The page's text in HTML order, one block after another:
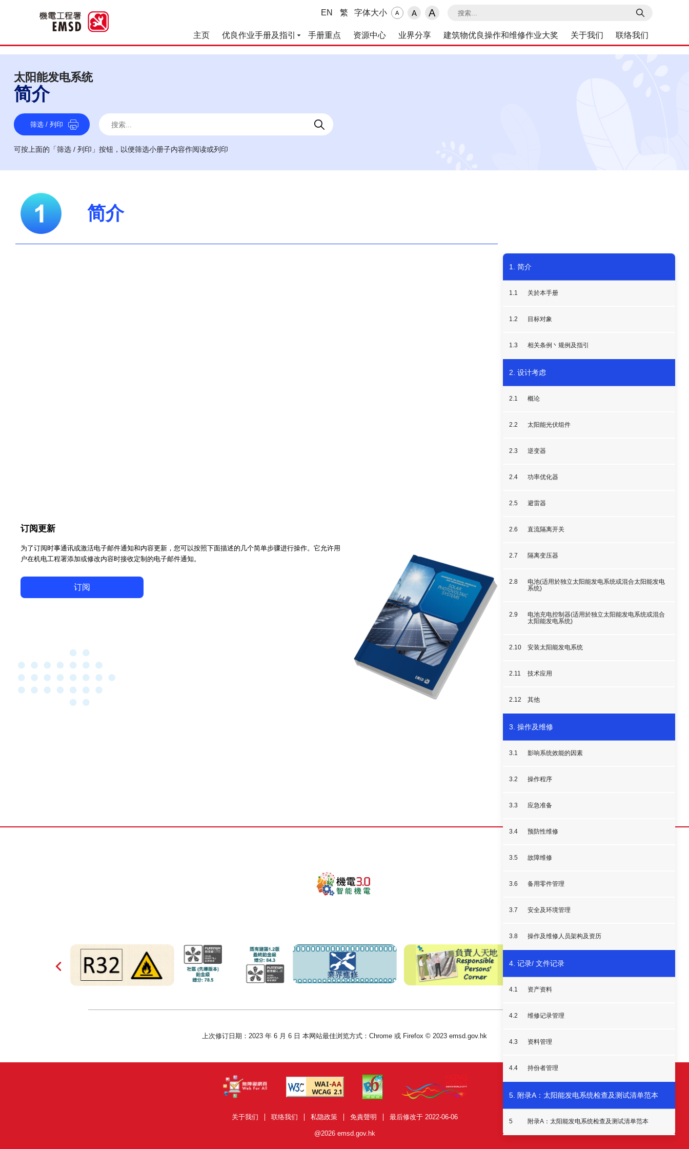
EN 繁 字体大小 A A A 搜索
主页 优良作业手册及指引 手册重点 资源中心 业界分享 建筑物优良操作和维修作业大奖 关于我们 联络我们
太阳能发电系统
简介
筛选 / 列印
搜索
搜索
搜索
可按上面的「筛选 / 列印」按钮，以便筛选小册子内容作阅读或列印
1. 简介
1.1 关於本手册
1.2 目标对象
1.3 相关条例丶规例及指引
2. 设计考虑
2.1 概论
2.2 太阳能光伏组件
2.3 逆变器
2.4 功率优化器
2.5 避雷器
2.6 直流隔离开关
2.7 隔离变压器
2.8
电池(适用於独立太阳能发电系统或混合太阳能发电
系统)
2.9
电池充电控制器(适用於独立太阳能发电系统或混合
太阳能发电系统)
2.10 安装太阳能发电系统
2.11 技术应用
2.12 其他
3. 操作及维修
3.1 影响系统效能的因素
3.2 操作程序
3.3 应急准备
3.4 预防性维修
3.5 故障维修
3.6 备用零件管理
3.7 安全及环境管理
3.8 操作及维修人员架构及资历
4. 记录/ 文件记录
4.1 资产资料
4.2 维修记录管理
4.3 资料管理
4.4 持份者管理
5. 附录A：太阳能发电系统检查及测试清单范本
5 附录A：太阳能发电系统检查及测试清单范本
简介
订阅更新
为了订阅时事通讯或激活电子邮件通知和内容更新，您可以按照下面描述的几个简单步骤进行操作。它允许用
户在机电工程署添加或修改内容时接收定制的电子邮件通知。
订阅
上次修订日期：2023 年 6 月 6 日 本网站最佳浏览方式：Chrome 或 Firefox © 2023 emsd.gov.hk
关于我们 联络我们 私隐政策 免責聲明 最后修改于 2022-06-06
@2026 emsd.gov.hk